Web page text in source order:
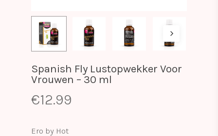
Spanish Fly Lustopwekker Voor
Vrouwen – 30 ml
€12.99
Ero by Hot